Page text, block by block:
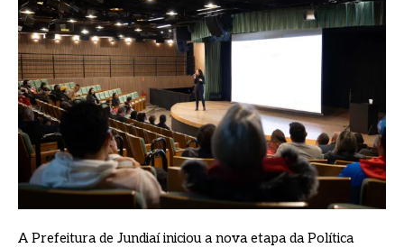
A Prefeitura de Jundiaí iniciou a nova etapa da Política